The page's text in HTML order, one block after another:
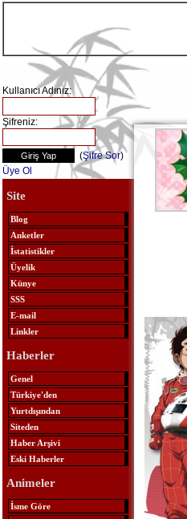
Kullanıcı Adınız:
Şifreniz:
(Şifre Sor)
Üye Ol
Site
Blog
Anketler
İstatistikler
Üyelik
Künye
SSS
E-mail
Linkler
Haberler
Genel
Türkiye'den
Yurtdışından
Siteden
Haber Arşivi
Eski Haberler
Animeler
İsme Göre